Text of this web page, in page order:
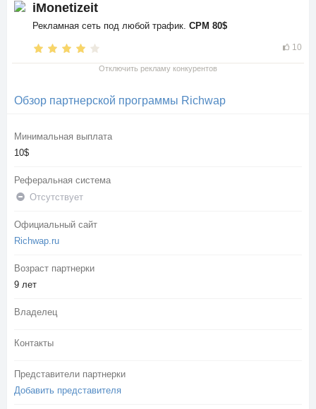
iMonetizeit
Рекламная сеть под любой трафик. CPM 80$
10
Отключить рекламу конкурентов
Обзор партнерской программы Richwap
Минимальная выплата
10$
Реферальная система
Отсутствует
Официальный сайт
Richwap.ru
Возраст партнерки
9 лет
Владелец
Контакты
Представители партнерки
Добавить представителя